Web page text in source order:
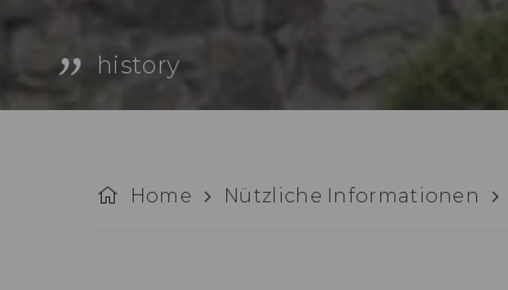
history
Home Nützliche Informationen